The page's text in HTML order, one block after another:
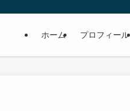
ホーム プロフィール